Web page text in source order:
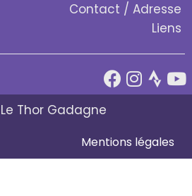
Contact / Adresse
Liens
Thor Gadagne
Mentions légales